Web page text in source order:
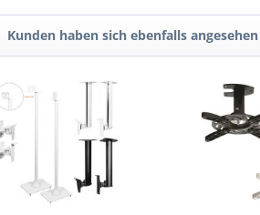
Kunden haben sich ebenfalls angesehen